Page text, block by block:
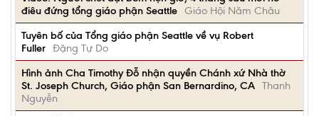
điêu đứng tổng giáo phận Seattle Giáo Hội Năm Châu
Tuyên bố của Tổng giáo phận Seattle về vụ Robert
Fuller Đặng Tự Do
Hình ảnh Cha Timothy Đỗ nhận quyền Chánh xứ Nhà thờ
St. Joseph Church, Giáo phận San Bernardino, CA Thanh
Nguyễn